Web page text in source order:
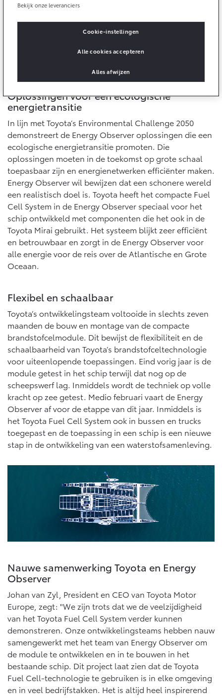
Onderdelen & Accessoires
Connected
Connected Services
MyToyota login
MyToyota App
Abonnementen
Multimedia
Connected check
Navigatie updates
Oplossingen voor een ecologische
energietransitie
In lijn met Toyota’s Environmental Challenge 2050
demonstreert de Energy Observer oplossingen die een
ecologische energietransitie promoten. Die
oplossingen moeten in de toekomst op grote schaal
toepasbaar zijn en energienetwerken efficiënter maken.
Energy Observer wil bewijzen dat een schonere wereld
een realistisch doel is. Toyota heeft het compacte Fuel
Cell System in de Energy Observer speciaal voor het
schip ontwikkeld met componenten die het ook in de
Toyota Mirai gebruikt. Het systeem blijkt zeer efficiënt
en betrouwbaar en zorgt in de Energy Observer voor
alle energie voor de reis over de Atlantische en Grote
Oceaan.
Flexibel en schaalbaar
Toyota’s ontwikkelingsteam voltooide in slechts zeven
maanden de bouw en montage van de compacte
brandstofcelmodule. Dit bewijst de flexibiliteit en de
schaalbaarheid van Toyota’s brandstofceltechnologie
voor uiteenlopende toepassingen. Eind vorig jaar is de
module getest in het schip terwijl dat nog op de
scheepswerf lag. Inmiddels wordt de techniek op volle
kracht op zee getest. Medio februari vaart de Energy
Observer af voor de etappe van dit jaar. Inmiddels is
het Toyota Fuel Cell System ook in bussen en trucks
toegepast en de toepassing in een schip is een nieuwe
stap in de ontwikkeling van een waterstofsamenleving.
Nauwe samenwerking Toyota en Energy
Observer
Johan van Zyl, President en CEO van Toyota Motor
Europe, zegt: "We zijn trots dat we de veelzijdigheid
van het Toyota Fuel Cell System verder kunnen
demonstreren. Onze ontwikkelingsteams hebben nauw
samengewerkt met het team van Energy Observer om
de module te ontwikkelen en in te bouwen in het
bestaande schip. Dit project laat zien dat de Toyota
Fuel Cell-technologie te gebruiken is in elke omgeving
en in veel bedrijfstakken. Het is altijd heel inspirerend
Bekijk onze leveranciers
Cookie-instellingen
Alles afwijzen
Alle cookies accepteren